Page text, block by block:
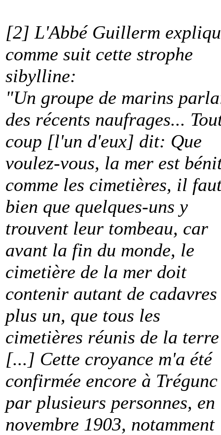
[2] L'Abbé Guillerm
comme suit cette strophe
sibylline:
"Un groupe de marins
des récents naufrages...
coup [l'un d'eux] dit: Que
voulez-vous, la mer est
comme les cimetières, il
bien que quelques-uns y
trouvent leur tombeau, car
avant la fin du monde, le
cimetière de la mer doit
contenir autant de cadavres
plus un, que tous les
cimetières réunis de la terre
[...] Cette croyance m'a été
confirmée encore à Trégunc
par plusieurs personnes, en
novembre 1903, notamment